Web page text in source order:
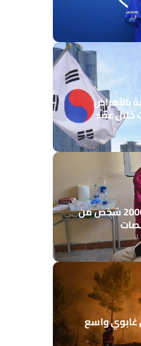
بالأمراض
خلال عقد
تنجداد.. استفادة أزيد من 2000 شخص من
غابوي واسع